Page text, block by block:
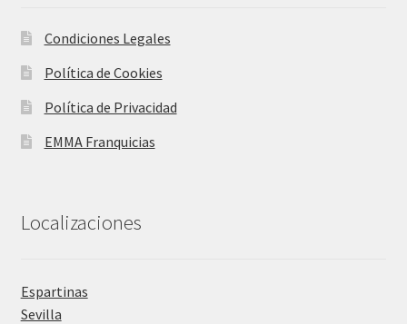
Condiciones Legales
Política de Cookies
Política de Privacidad
EMMA Franquicias
Localizaciones
Espartinas
Sevilla